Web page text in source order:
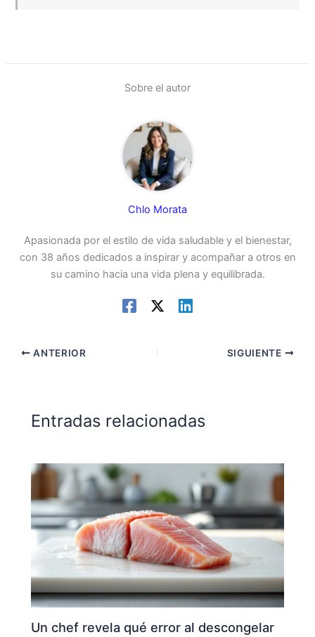
Sobre el autor
Chlo Morata
Apasionada por el estilo de vida saludable y el bienestar,
con 38 años dedicados a inspirar y acompañar a otros en
su camino hacia una vida plena y equilibrada.
ANTERIOR SIGUIENTE
Entradas relacionadas
Un chef revela qué error al descongelar